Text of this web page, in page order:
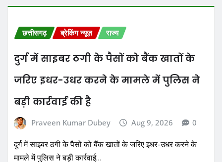
छत्तीसगढ़ ब्रेकिंग न्यूज़ राज्य
दुर्ग में साइबर ठगी के पैसों को बैंक खातों के
जरिए इधर-उधर करने के मामले में पुलिस ने
बड़ी कार्रवाई की है
Praveen Kumar Dubey Aug 9, 2026 0
दुर्ग में साइबर ठगी के पैसों को बैंक खातों के जरिए इधर-उधर करने के
मामले में पुलिस ने बड़ी कार्रवाई…